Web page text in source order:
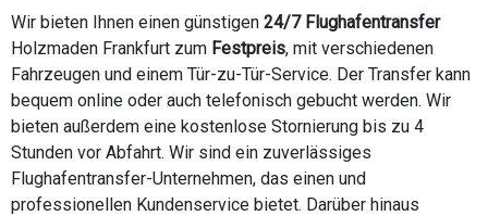
Wir bieten Ihnen einen günstigen 24/7 Flughafentransfer
Holzmaden Frankfurt zum Festpreis, mit verschiedenen
Fahrzeugen und einem Tür-zu-Tür-Service. Der Transfer kann
bequem online oder auch telefonisch gebucht werden. Wir
bieten außerdem eine kostenlose Stornierung bis zu 4
Stunden vor Abfahrt. Wir sind ein zuverlässiges
Flughafentransfer-Unternehmen, das einen und
professionellen Kundenservice bietet. Darüber hinaus